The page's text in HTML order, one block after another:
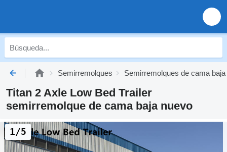
Semirremolques Semirremolques de cama baja
Titan 2 Axle Low Bed Trailer
semirremolque de cama baja nuevo
1/5